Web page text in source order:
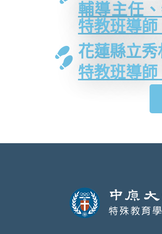
輔導主任
特教班導
花蓮縣立
特教班導